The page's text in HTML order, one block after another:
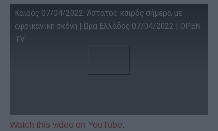
Καιρός 07/04/2022: Άστατος καιρός σήμερα με
αφρικανική σκόνη | Ώρα Ελλάδος 07/04/2022 | OPEN
TV
Watch this video on YouTube.